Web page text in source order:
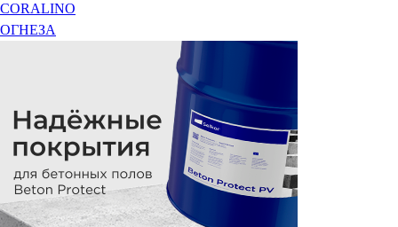
CORALINO
ОГНЕЗА